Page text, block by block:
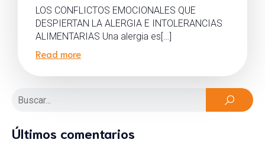
LOS CONFLICTOS EMOCIONALES QUE
DESPIERTAN LA ALERGIA E INTOLERANCIAS
ALIMENTARIAS Una alergia es[…]
Read more
Últimos comentarios